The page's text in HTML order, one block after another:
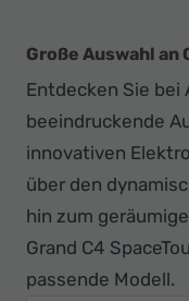
Große Auswahl an
Entdecken Sie
beeindruckende
innovativen
über den
hin zum
Grand C4
passende Modell.